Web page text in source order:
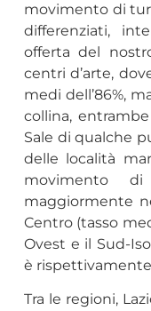
movimento di
differenziati,
offerta del
centri d’arte,
medi dell’86%,
collina,
Sale di qualche
delle località
movimento di
maggiormente
Centro (tasso
Ovest e il Sud-
è rispettivamente
Tra le regioni,